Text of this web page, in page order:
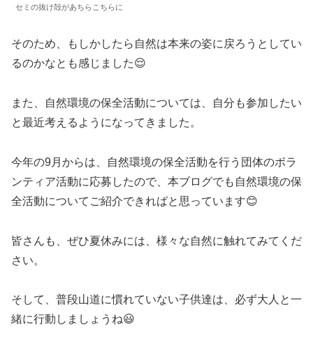
セミの抜け殻があちらこちらに
そのため、もしかしたら自然は本来の姿に戻ろうとしてい
るのかなとも感じました😌
また、自然環境の保全活動については、自分も参加したい
と最近考えるようになってきました。
今年の9月からは、自然環境の保全活動を行う団体のボラ
ンティア活動に応募したので、本ブログでも自然環境の保
全活動についてご紹介できればと思っています😊
皆さんも、ぜひ夏休みには、様々な自然に触れてみてくだ
さい。
そして、普段山道に慣れていない子供達は、必ず大人と一
緒に行動しましょうね😃